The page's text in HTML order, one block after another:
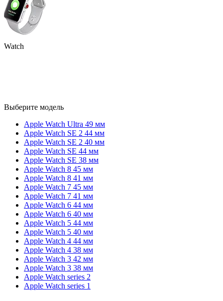
Watch
Выберите модель
Apple Watch Ultra 49 мм
Apple Watch SE 2 44 мм
Apple Watch SE 2 40 мм
Apple Watch SE 44 мм
Apple Watch SE 38 мм
Apple Watch 8 45 мм
Apple Watch 8 41 мм
Apple Watch 7 45 мм
Apple Watch 7 41 мм
Apple Watch 6 44 мм
Apple Watch 6 40 мм
Apple Watch 5 44 мм
Apple Watch 5 40 мм
Apple Watch 4 44 мм
Apple Watch 4 38 мм
Apple Watch 3 42 мм
Apple Watch 3 38 мм
Apple Watch series 2
Apple Watch series 1